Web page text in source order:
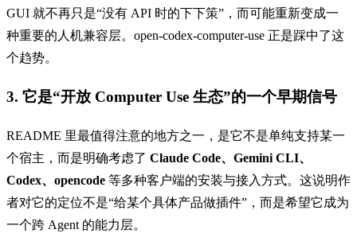
GUI 就不再只是“没有 API 时的下下策”，而可能重新变成一
种重要的人机兼容层。open-codex-computer-use 正是踩中了这
个趋势。
3. 它是“开放 Computer Use 生态”的一个早期信号
README 里最值得注意的地方之一，是它不是单纯支持某一
个宿主，而是明确考虑了 Claude Code、Gemini CLI、
Codex、opencode 等多种客户端的安装与接入方式。这说明作
者对它的定位不是“给某个具体产品做插件”，而是希望它成为
一个跨 Agent 的能力层。